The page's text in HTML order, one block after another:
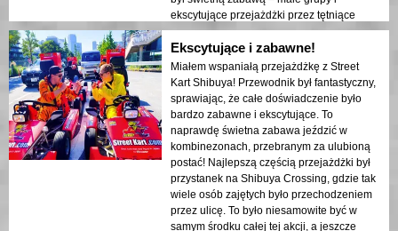
ekscytujące przejażdżki przez tętniące
życiem ulice Shibuya. Uwielbiałem machać
do turystów i mieszkańców, którzy byli tak
podekscytowani, widząc nas
przejeżdżających obok. Dodatkowo
możliwość wyboru własnego kostiumu
sprawiła, że to było więcej niż tylko
doświadczenie w jeździe na gokartach – to
była zabawna przygoda, która wydawała
się wyjątkowa i osobista. Po wycieczce
mogłem wrócić do miejsc, przez które
przejeżdżaliśmy, i odkrywać więcej
Shibuya. Nie mogę powiedzieć
wystarczająco dobrych rzeczy o tej firmie.
Ekscytujące i zabawne!
Miałem wspaniałą przejażdżkę z Street
Kart Shibuya! Przewodnik był fantastyczny,
sprawiając, że całe doświadczenie było
bardzo zabawne i ekscytujące. To
naprawdę świetna zabawa jeździć w
kombinezonach, przebranym za ulubioną
postać! Najlepszą częścią przejażdżki był
przystanek na Shibuya Crossing, gdzie tak
wiele osób zajętych było przechodzeniem
przez ulicę. To było niesamowite być w
samym środku całej tej akcji, a jeszcze